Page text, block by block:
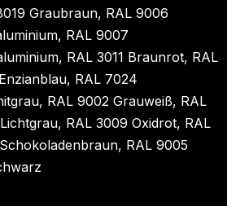
Graubraun, RAL 9006
RAL 9007
RAL 3011 Braunrot, RAL
RAL 7024
RAL 9002 Grauweiß, RAL
RAL 3009 Oxidrot, RAL
RAL 9005